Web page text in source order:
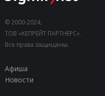
© 2000-2024,
ТОВ «КЕПРЕЙТ ПАРТНЕРС».
Все права защищены.
Афиша
Новости